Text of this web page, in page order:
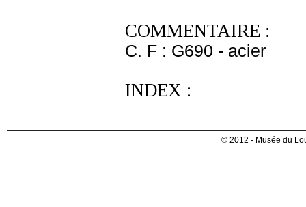
COMMENTAIRE :
C. F : G690 - acier
INDEX :
© 2012 - Musée du